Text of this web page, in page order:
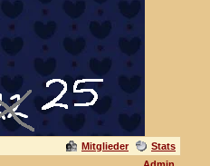
Mitglieder
Stats